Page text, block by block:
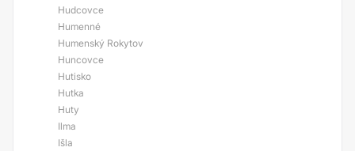
Hudcovce
Humenné
Humenský Rokytov
Huncovce
Hutisko
Hutka
Huty
Ilma
Išla